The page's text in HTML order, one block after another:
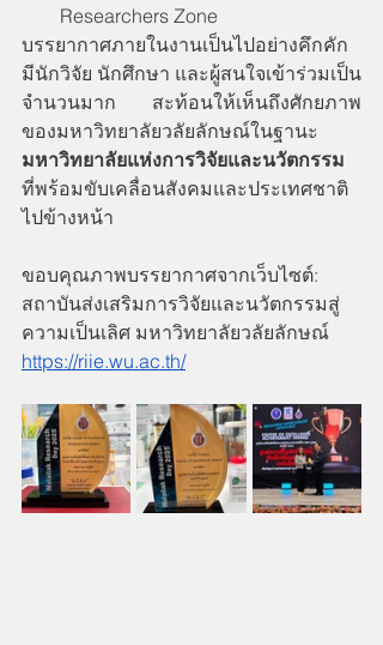
Researchers Zone
บรรยากาศภายในงานเป็นไปอย่างคึกคัก
มีนักวิจัย นักศึกษา และผู้สนใจเข้าร่วมเป็น
จำนวนมาก สะท้อนให้เห็นถึงศักยภาพ
มหาวิทยาลัยแห่งการวิจัยและนวัตกรรม
ที่พร้อมขับเคลื่อนสังคมและประเทศชาติ
ไปข้างหน้า
ขอบคุณภาพบรรยากาศจากเว็บไซต์:
สถาบันส่งเสริมการวิจัยและนวัตกรรมสู่
ความเป็นเลิศ มหาวิทยาลัยวลัยลักษณ์
https://riie.wu.ac.th/